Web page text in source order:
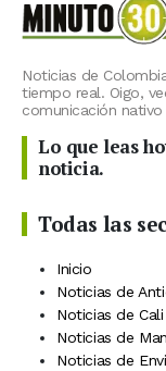
Noticias de
tiempo real. Oigo,
comunicación
Lo que leas
noticia.
Todas las
Inicio
Noticias de
Noticias de Cali
Noticias de
Noticias de